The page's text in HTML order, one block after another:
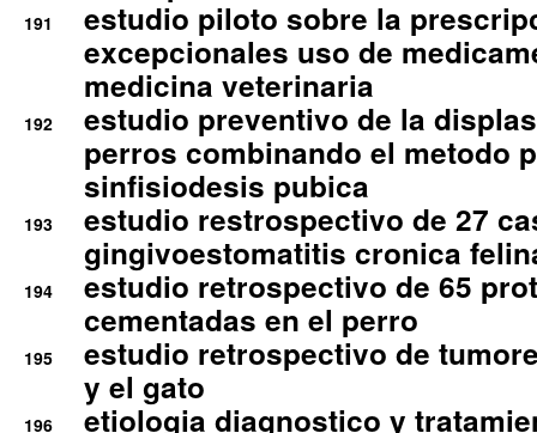
191
estudio piloto sobre la
excepcionales uso de
medicina veterinaria
192
estudio preventivo de la
perros combinando el metodo
sinfisiodesis pubica
193
estudio restrospectivo de 27
gingivoestomatitis cronica
194
estudio retrospectivo de 65
cementadas en el perro
195
estudio retrospectivo de
y el gato
196
etiologia diagnostico y